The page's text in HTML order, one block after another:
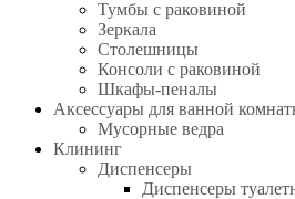
Тумбы с раковиной
Зеркала
Столешницы
Консоли с раковиной
Шкафы-пеналы
Аксессуары для ванной
Мусорные ведра
Клининг
Диспенсеры
Диспенсеры